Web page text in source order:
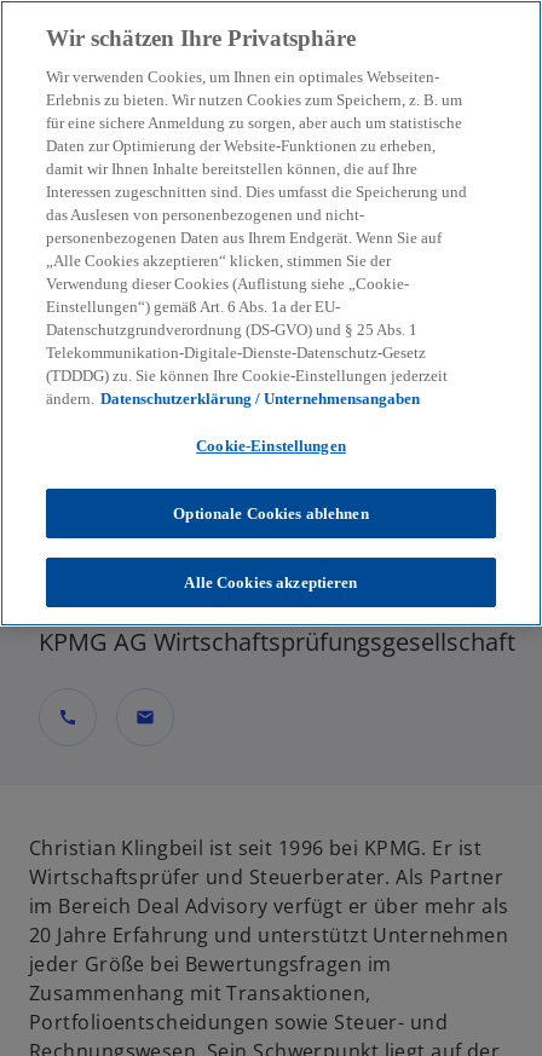
menu search
Christian Klingbeil
Partner, Deal Advisory - Valuation, Head of
Life Sciences & Chemicals
KPMG AG Wirtschaftsprüfungsgesellschaft
call mail
Christian Klingbeil ist seit 1996 bei KPMG. Er ist
Wirtschaftsprüfer und Steuerberater. Als Partner
im Bereich Deal Advisory verfügt er über mehr als
20 Jahre Erfahrung und unterstützt Unternehmen
jeder Größe bei Bewertungsfragen im
Zusammenhang mit Transaktionen,
Portfolioentscheidungen sowie Steuer- und
Wir schätzen Ihre Privatsphäre
Wir verwenden Cookies, um Ihnen ein optimales Webseiten-
Erlebnis zu bieten. Wir nutzen Cookies zum Speichern, z. B. um
für eine sichere Anmeldung zu sorgen, aber auch um statistische
Daten zur Optimierung der Website-Funktionen zu erheben,
damit wir Ihnen Inhalte bereitstellen können, die auf Ihre
Interessen zugeschnitten sind. Dies umfasst die Speicherung und
das Auslesen von personenbezogenen und nicht-
personenbezogenen Daten aus Ihrem Endgerät. Wenn Sie auf
„Alle Cookies akzeptieren“ klicken, stimmen Sie der
Verwendung dieser Cookies (Auflistung siehe „Cookie-
Einstellungen“) gemäß Art. 6 Abs. 1a der EU-
Datenschutzgrundverordnung (DS-GVO) und § 25 Abs. 1
Telekommunikation-Digitale-Dienste-Datenschutz-Gesetz
(TDDDG) zu. Sie können Ihre Cookie-Einstellungen jederzeit
ändern. Datenschutzerklärung / Unternehmensangaben
Cookie-Einstellungen
Optionale Cookies ablehnen
Alle Cookies akzeptieren